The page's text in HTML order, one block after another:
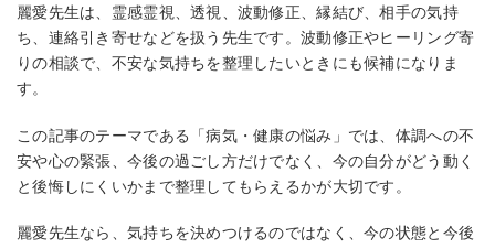
麗愛先生は、霊感霊視、透視、波動修正、縁結び、相手の気持
ち、連絡引き寄せなどを扱う先生です。波動修正やヒーリング寄
りの相談で、不安な気持ちを整理したいときにも候補になりま
す。
この記事のテーマである「病気・健康の悩み」では、体調への不
安や心の緊張、今後の過ごし方だけでなく、今の自分がどう動く
と後悔しにくいかまで整理してもらえるかが大切です。
麗愛先生なら、気持ちを決めつけるのではなく、今の状態と今後